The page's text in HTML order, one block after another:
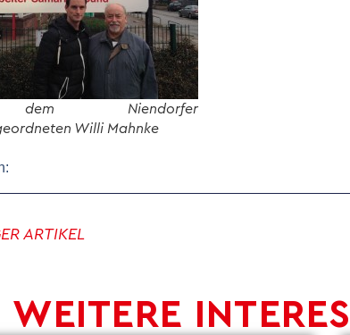
Niendorfer
Willi Mahnke
ARTIKEL
WEITERE